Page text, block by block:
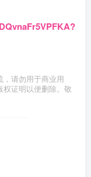
，请勿用于商业用
权证明以便删除。敬